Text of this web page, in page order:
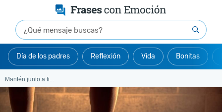
Día de los padres Reflexión Vida Bonitas
Mantén junto a ti...